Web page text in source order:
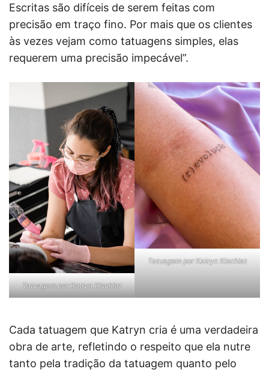
Escritas são difíceis de serem feitas com
precisão em traço fino. Por mais que os clientes
às vezes vejam como tatuagens simples, elas
requerem uma precisão impecável”.
Tatuagem por Katryn Kischlat
Tatuagem por Katryn Kischlat
Cada tatuagem que Katryn cria é uma verdadeira
obra de arte, refletindo o respeito que ela nutre
tanto pela tradição da tatuagem quanto pelo